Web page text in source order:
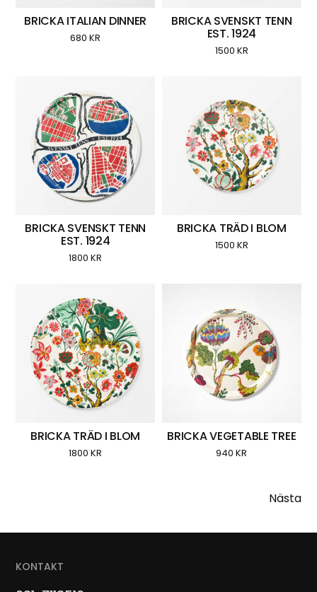
BRICKA ITALIAN DINNER
680KR
BRICKA SVENSKT TENN
EST. 1924
1500 KR
BRICKA SVENSKT TENN
EST. 1924
1800KR
BRICKA TRÄD I BLOM
1500 KR
BRICKA TRÄD I BLOM
1800KR
BRICKA VEGETABLE TREE
940KR
Nästa
KONTAKT